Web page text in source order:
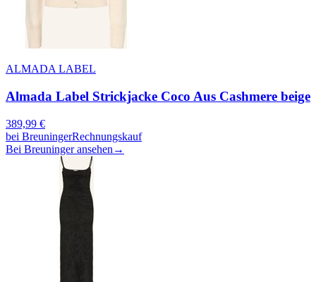
ALMADA LABEL
Almada Label Strickjacke Coco Aus Cashmere beige
389,99 €
bei BreuningerRechnungskauf
Bei Breuninger ansehen →